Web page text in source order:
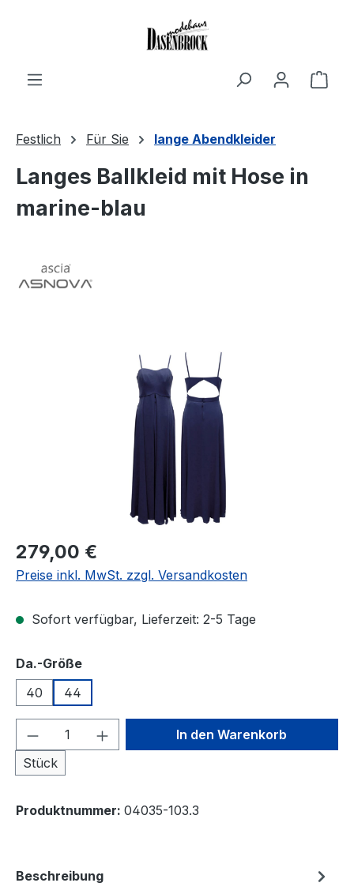
Festlich Für Sie lange Abendkleider
Langes Ballkleid mit Hose in
marine-blau
Bildergalerie überspringen
Regulärer Preis:
279,00 €
Preise inkl. MwSt. zzgl. Versandkosten
Sofort verfügbar, Lieferzeit: 2-5 Tage
Da.-Größeauswählen
40
44
Produkt Anzahl: Gib den
Stück
In den Warenkorb
Produktnummer: 04035-103.3
Beschreibung